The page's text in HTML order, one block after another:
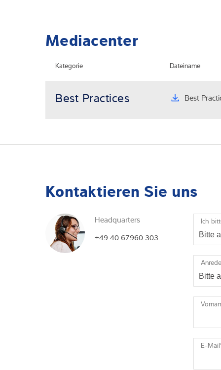
Mediacenter
Kategorie Dateiname
Best Practices Best
Kontaktieren Sie uns
Headquarters
+49 40 67960 303
Ich
Anrede
E-Mail